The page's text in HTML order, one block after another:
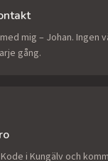
mig – Johan. Ingen
gång.
i Kungälv och